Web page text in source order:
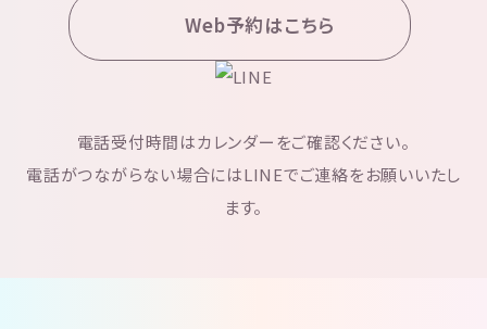
Web予約はこちら
電話受付時間はカレンダーをご確認ください。
電話がつながらない場合にはLINEでご連絡をお願いいたし
ます。